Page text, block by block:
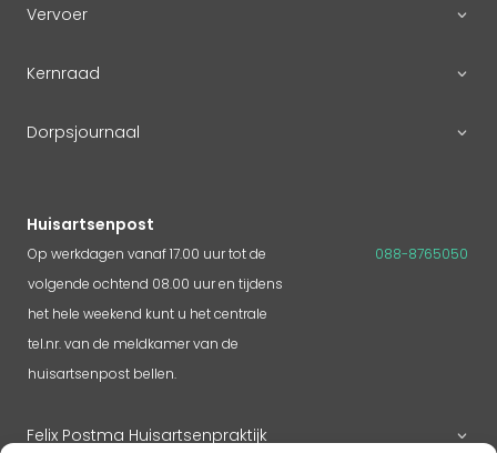
Vervoer
Kernraad
Dorpsjournaal
Huisartsenpost
Op werkdagen vanaf 17.00 uur tot de
volgende ochtend 08.00 uur en tijdens
het hele weekend kunt u het centrale
tel.nr. van de meldkamer van de
huisartsenpost bellen.
088-8765050
Felix Postma Huisartsenpraktijk